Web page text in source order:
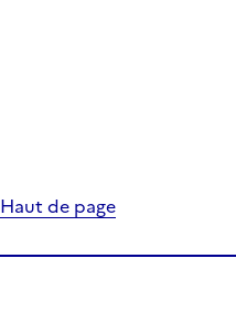
Haut de page